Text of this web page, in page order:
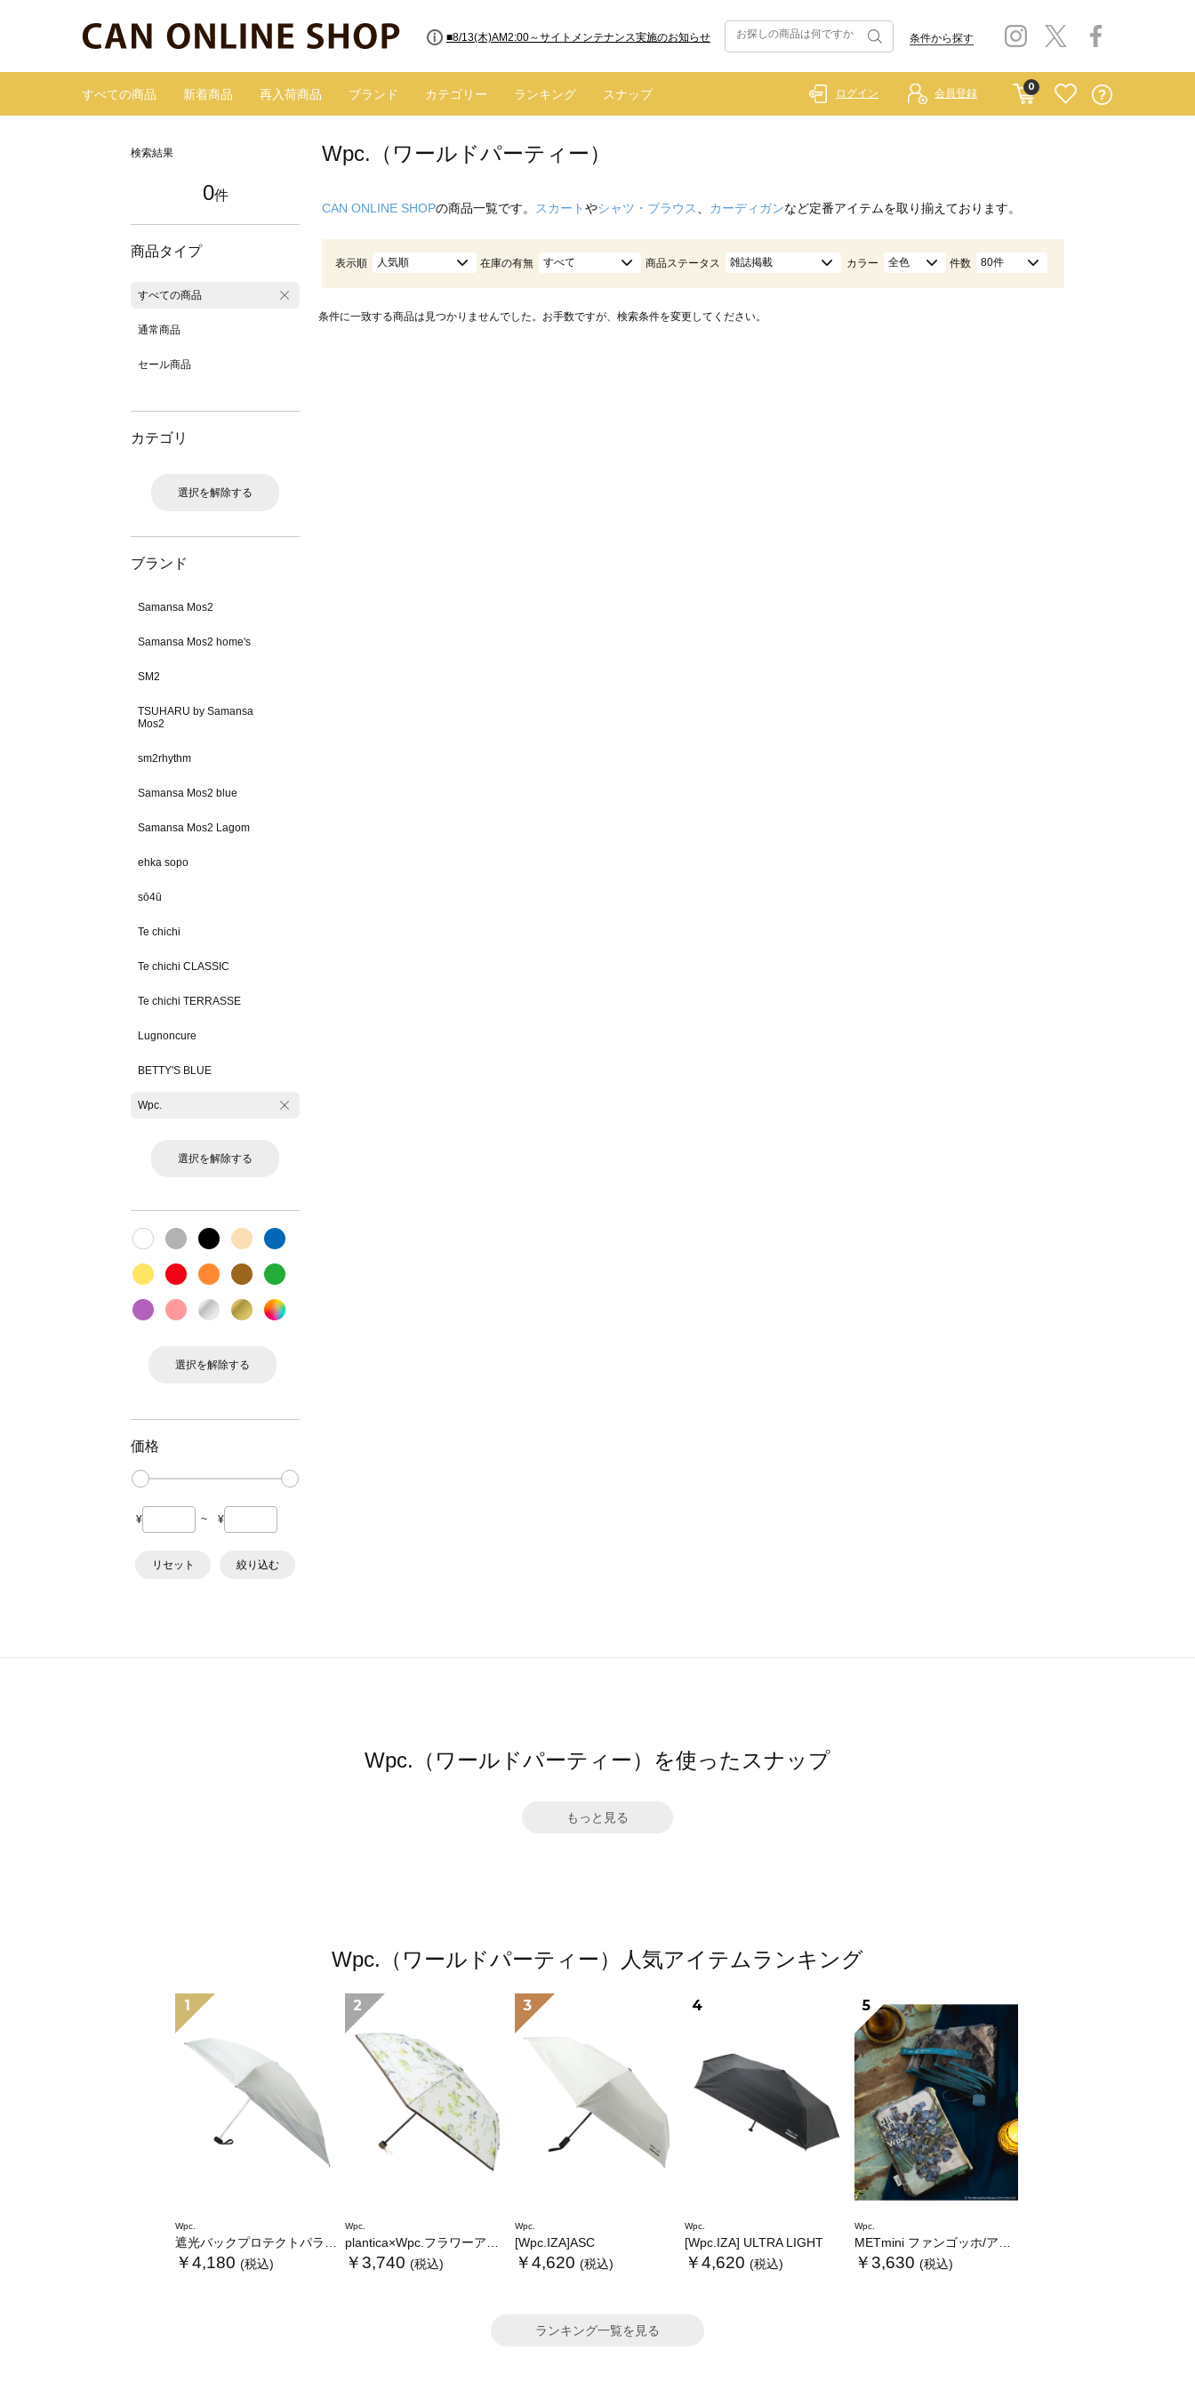
■8/13(木)AM2:00～サイトメンテナンス実施のお知らせ 条件から探す
すべての商品 新着商品 再入荷商品 ブランド カテゴリー ランキング スナップ
0
ログイン 会員登録
検索結果
0件
商品タイプ
すべての商品
通常商品
セール商品
カテゴリ
選択を解除する
ブランド
Samansa Mos2
Samansa Mos2 home's
SM2
TSUHARU by Samansa
Mos2
sm2rhythm
Samansa Mos2 blue
Samansa Mos2 Lagom
ehka sopo
sō4ū
Te chichi
Te chichi CLASSIC
Te chichi TERRASSE
Lugnoncure
BETTY'S BLUE
Wpc.
選択を解除する
選択を解除する
価格
¥ ~ ¥
リセット 絞り込む
Wpc.（ワールドパーティー）
CAN ONLINE SHOPの商品一覧です。 スカートやシャツ・ブラウス カーディガンなど定番アイテムを取り揃えております。
表示順 人気順 在庫の有無 すべて 商品ステータス 雑誌掲載 カラー 全色 件数 80件
条件に一致する商品は見つかりませんでした。お手数ですが、検索条件を変更してください。
Wpc.（ワールドパーティー）を使ったスナップ
もっと見る
Wpc.（ワールドパーティー）人気アイテムランキング
1
Wpc.
遮光バックプロテクトパラソル tiny
￥4,180 (税込)
2
Wpc.
plantica×Wpc.フラワーアンブレラプラスティックmini
￥3,740 (税込)
3
Wpc.
[Wpc.IZA]ASC
￥4,620 (税込)
4
Wpc.
[Wpc.IZA] ULTRA LIGHT
￥4,620 (税込)
5
Wpc.
METmini ファンゴッホ/アイリス
￥3,630 (税込)
ランキング一覧を見る